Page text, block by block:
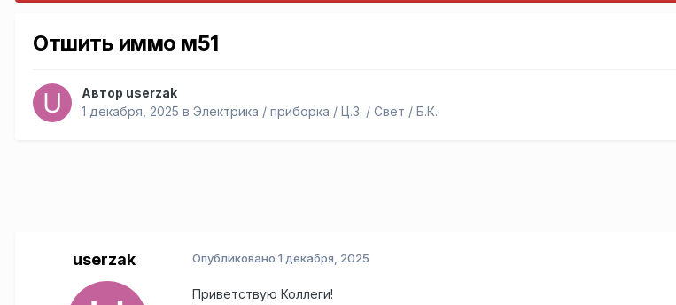
Отшить иммо м51
Автор userzak
1 декабря, 2025 в Электрика / приборка / Ц.З. / Свет / Б.К.
userzak Опубликовано 1 декабря, 2025
Приветствую Коллеги!